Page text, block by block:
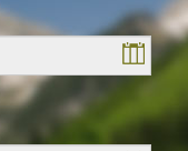
Sa So